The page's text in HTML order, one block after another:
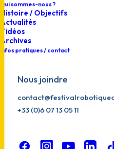
Qui sommes-nous ?
Histoire / Objectifs
Actualités
Vidéos
Archives
Infos pratiques / contact
Nous joindre
+33 (0)6 07 13 05 11